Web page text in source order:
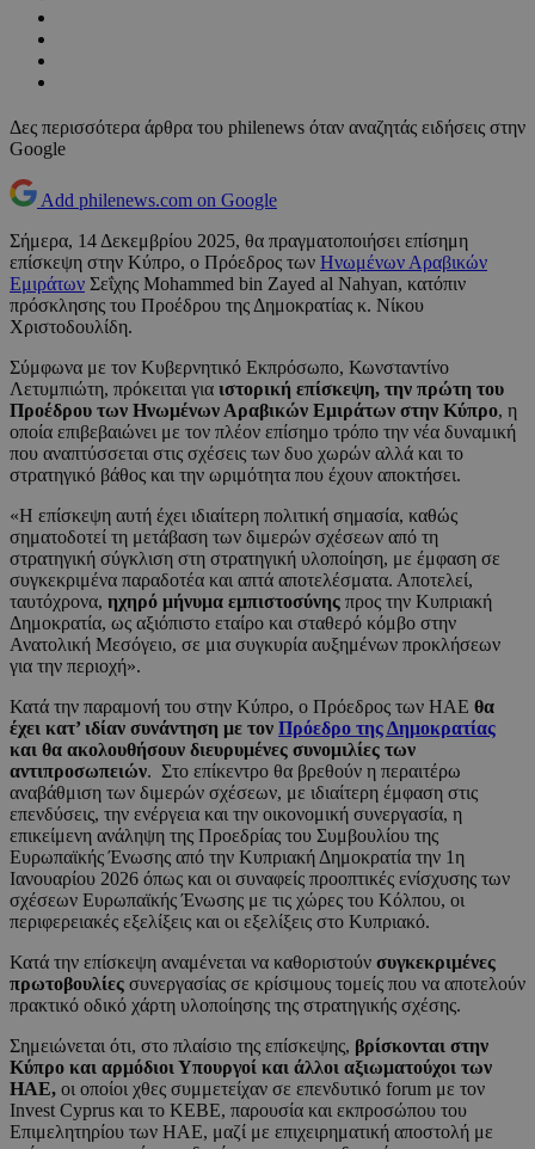
Δες περισσότερα άρθρα του philenews όταν αναζητάς ειδήσεις στην
Google
Add philenews.com on Google
Σήμερα, 14 Δεκεμβρίου 2025, θα πραγματοποιήσει επίσημη
επίσκεψη στην Κύπρο, ο Πρόεδρος των Ηνωμένων Αραβικών
Εμιράτων Σεΐχης Mohammed bin Zayed al Nahyan, κατόπιν
πρόσκλησης του Προέδρου της Δημοκρατίας κ. Νίκου
Χριστοδουλίδη.
Σύμφωνα με τον Κυβερνητικό Εκπρόσωπο, Κωνσταντίνο
Λετυμπιώτη, πρόκειται για ιστορική επίσκεψη, την πρώτη του
Προέδρου των Ηνωμένων Αραβικών Εμιράτων στην Κύπρο, η
οποία επιβεβαιώνει με τον πλέον επίσημο τρόπο την νέα δυναμική
που αναπτύσσεται στις σχέσεις των δυο χωρών αλλά και το
στρατηγικό βάθος και την ωριμότητα που έχουν αποκτήσει.
«Η επίσκεψη αυτή έχει ιδιαίτερη πολιτική σημασία, καθώς
σηματοδοτεί τη μετάβαση των διμερών σχέσεων από τη
στρατηγική σύγκλιση στη στρατηγική υλοποίηση, με έμφαση σε
συγκεκριμένα παραδοτέα και απτά αποτελέσματα. Αποτελεί,
ταυτόχρονα, ηχηρό μήνυμα εμπιστοσύνης προς την Κυπριακή
Δημοκρατία, ως αξιόπιστο εταίρο και σταθερό κόμβο στην
Ανατολική Μεσόγειο, σε μια συγκυρία αυξημένων προκλήσεων
για την περιοχή».
Κατά την παραμονή του στην Κύπρο, ο Πρόεδρος των ΗΑΕ θα
έχει κατ’ ιδίαν συνάντηση με τον Πρόεδρο της Δημοκρατίας
και θα ακολουθήσουν διευρυμένες συνομιλίες των
αντιπροσωπειών. Στο επίκεντρο θα βρεθούν η περαιτέρω
αναβάθμιση των διμερών σχέσεων, με ιδιαίτερη έμφαση στις
επενδύσεις, την ενέργεια και την οικονομική συνεργασία, η
επικείμενη ανάληψη της Προεδρίας του Συμβουλίου της
Ευρωπαϊκής Ένωσης από την Κυπριακή Δημοκρατία την 1η
Ιανουαρίου 2026 όπως και οι συναφείς προοπτικές ενίσχυσης των
σχέσεων Ευρωπαϊκής Ένωσης με τις χώρες του Κόλπου, οι
περιφερειακές εξελίξεις και οι εξελίξεις στο Κυπριακό.
Κατά την επίσκεψη αναμένεται να καθοριστούν συγκεκριμένες
πρωτοβουλίες συνεργασίας σε κρίσιμους τομείς που να αποτελούν
πρακτικό οδικό χάρτη υλοποίησης της στρατηγικής σχέσης.
Σημειώνεται ότι, στο πλαίσιο της επίσκεψης, βρίσκονται στην
Κύπρο και αρμόδιοι Υπουργοί και άλλοι αξιωματούχοι των
ΗΑΕ, οι οποίοι χθες συμμετείχαν σε επενδυτικό forum με τον
Invest Cyprus και το ΚΕΒΕ, παρουσία και εκπροσώπου του
Επιμελητηρίου των ΗΑΕ, μαζί με επιχειρηματική αποστολή με